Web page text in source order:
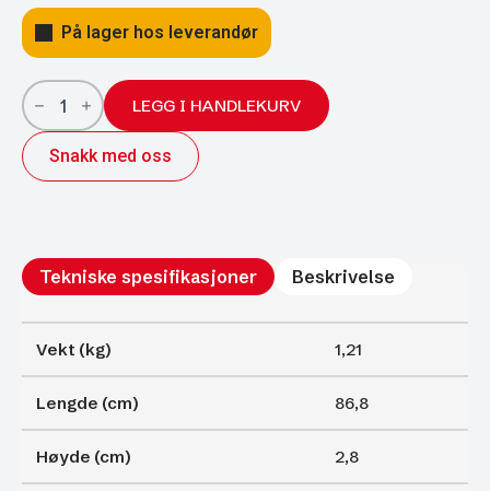
På lager hos leverandør
Gassfjærer
Arctic
27/14;
868/400;
500N
antall
LEGG I HANDLEKURV
Snakk med oss
Tekniske spesifikasjoner Beskrivelse
Vekt (kg) 1,21
Lengde (cm) 86,8
Høyde (cm) 2,8